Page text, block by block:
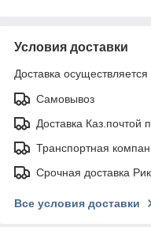
Условия доставки
Доставка
Самовывоз
Доставка Каз.почтой
Транспортная
Срочная доставка
Все условия доставки